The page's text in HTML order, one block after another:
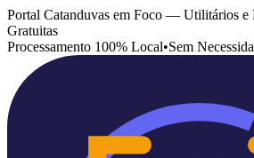
Portal Catanduvas em Foco — Utilitários e
Gratuitas
Processamento 100% Local•Sem